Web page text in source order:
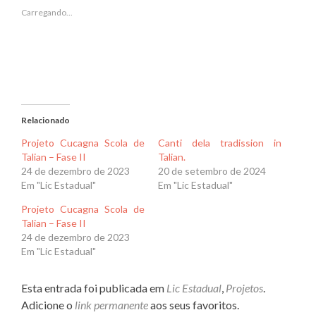
janela)
Carregando...
Relacionado
Projeto Cucagna Scola de
Talian – Fase II
24 de dezembro de 2023
Em "Lic Estadual"
Canti dela tradission in
Talian.
20 de setembro de 2024
Em "Lic Estadual"
Projeto Cucagna Scola de
Talian – Fase II
24 de dezembro de 2023
Em "Lic Estadual"
Esta entrada foi publicada em Lic Estadual, Projetos.
Adicione o link permanenteaos seus favoritos.